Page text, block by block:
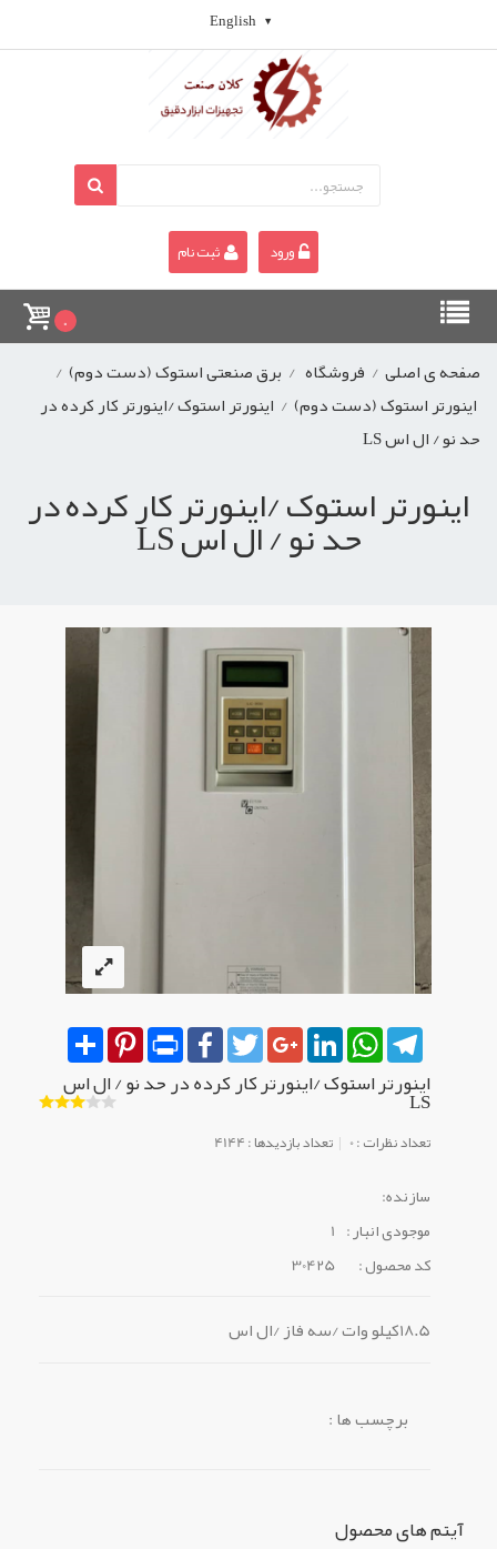
English
ورود ثبت نام
0
صفحه ی اصلی / فروشگاه / برق صنعتی استوک (دست دوم) /
اینورتر استوک (دست دوم) / اینورتر استوک /اینورتر کار کرده در
حد نو / ال اس LS
اینورتر استوک /اینورتر کار کرده در
حد نو / ال اس LS
SharePinterest Print
FacebookTwitterGoogle+LinkedInWhatsAppTelegram
اینورتر استوک /اینورتر کار کرده در حد نو / ال اس
LS
تعداد نظرات : 0 تعداد بازدیدها : 4144
سازنده:
موجودی انبار : 1
کد محصول :
30425
18.5کیلو وات /سه فاز /ال اس
برچسب ها :
آیتم های محصول